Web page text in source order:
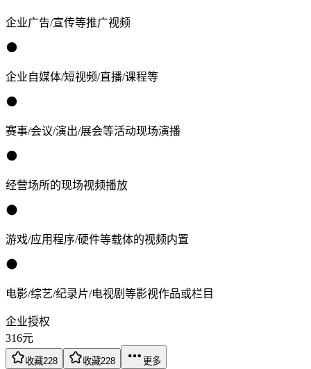
企业广告/宣传等推广视频
企业自媒体/短视频/直播/课程等
赛事/会议/演出/展会等活动现场演播
经营场所的现场视频播放
游戏/应用程序/硬件等载体的视频内置
电影/综艺/纪录片/电视剧等影视作品或栏目
企业授权
316元
收藏228 收藏228 更多